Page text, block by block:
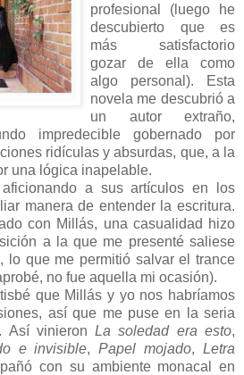
profesional (luego he
descubierto que es
más satisfactorio
gozar de ella como
algo personal). Esta
novela me descubrió a
un autor extraño,
impredecible gobernado por
ridículas y absurdas, que, a la
una lógica inapelable.
a sus artículos en los
manera de entender la escritura.
con Millás, una casualidad hizo
a la que me presenté saliese
lo que me permitió salvar el trance
no fue aquella mi ocasión).
que Millás y yo nos habríamos
así que me puse en la seria
Así vinieronLa soledad era esto,
e invisible,Papel mojado,Letra
con su ambiente monacal en